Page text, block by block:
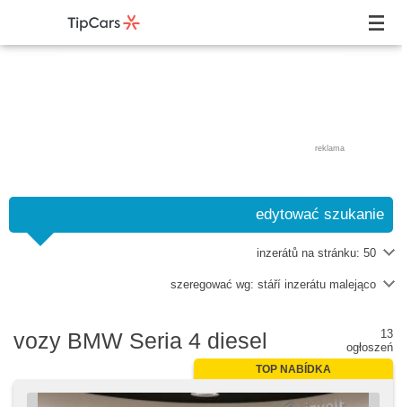
reklama
edytować szukanie
inzerátů na stránku: 50
szeregować wg: stáří inzerátu malejąco
vozy BMW Seria 4 diesel
13
ogłoszeń
TOP NABÍDKA